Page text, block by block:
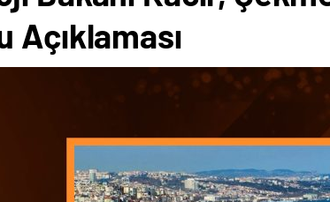
Açıklaması